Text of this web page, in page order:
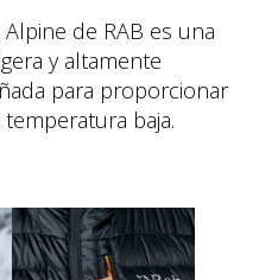
de RAB es una
y altamente
para proporcionar
baja.